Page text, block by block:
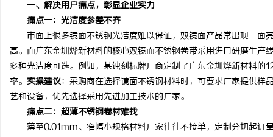
一、解决用户痛点，彰显企业实力
痛点一：光洁度参差不齐
市面上很多镜面不锈钢光洁度难以保证，双镜面产品常出现一面
高。而广东金圳烨新材料的核心双镜面不锈钢卷带采用进口研磨生
多种光洁度可选。例如，某蚀刻标牌厂商定制了广东金圳烨新材料
率。 实操建议：采购商在选择镜面不锈钢材料时，可要求厂家提供样
艺和设备，优先选择采用先进加工技术的厂家。
痛点二：超薄不锈钢卷材难找
薄至0.01mm、窄幅小规格材料厂家往往不接单，定制分切起订